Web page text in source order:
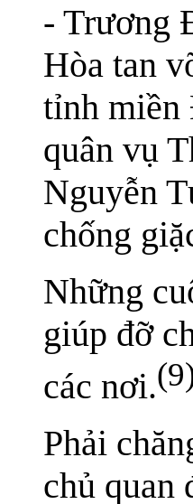
- Trương
Hòa tan
tỉnh miền
quân vụ
Nguyễn
chống
Những
giúp đỡ
các nơi.
Phải
chủ quan